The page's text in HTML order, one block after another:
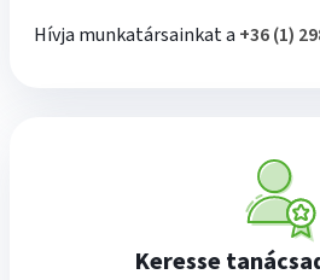
Hívja munkatársainkat a plusz
+36 (1)
Keresse